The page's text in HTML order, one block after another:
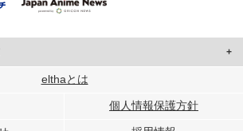
使用して、ユーザーに合わせたコンテンツや広告の
elthaとは
個人情報保護方針